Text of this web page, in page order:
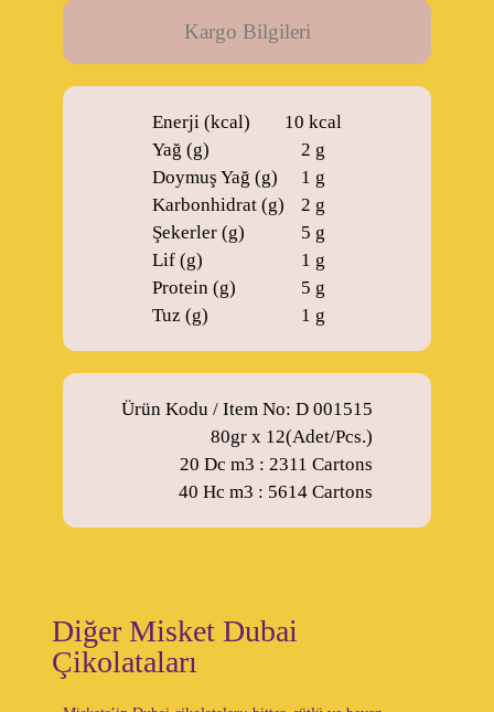
Kargo Bilgileri
Enerji (kcal)
Yağ (g)
Doymuş Yağ (g)
Karbonhidrat (g)
Şekerler (g)
Lif (g)
Protein (g)
Tuz (g)
10 kcal
2 g
1 g
2 g
5 g
1 g
5 g
1 g
Ürün Kodu / Item No: D 001515
80gr x 12(Adet/Pcs.)
20 Dc m3 : 2311 Cartons
40 Hc m3 : 5614 Cartons
Diğer Misket Dubai
Çikolataları